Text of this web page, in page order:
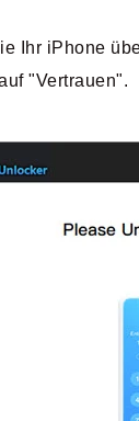
Ihr iPhone
"Vertrauen".